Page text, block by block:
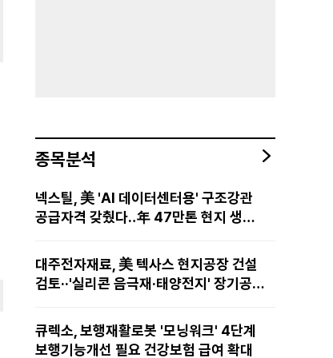
종목분석
넥스틸, 美 'AI 데이터센터용' 구조강관
공급자격 갖췄다‥年 47만톤 현지 생산
대주전자재료, 美 텍사스 현지공장 건설
검토··'실리콘 음극재·태양전지' 장기공급
큐렉소, 보행재활로봇 '모닝워크' 4단계
보행기능개선 필요 건강보험 급여 확대